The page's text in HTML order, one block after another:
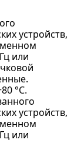
устройств,
или
°С.
устройств,
или